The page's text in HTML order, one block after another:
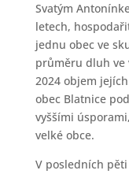
Svatým
letech,
jednu obec ve
průměru dluh ve
2024 objem
obec Blatnice
vyššími
velké obce.
V posledních